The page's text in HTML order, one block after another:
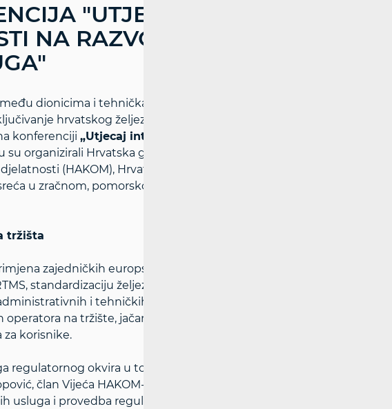
"UTJECAJ
NA RAZVOJ TRŽIŠTA
dionicima i tehnička usklađenost sustava
hrvatskog željezničkog sektora u jedinstveni
konferenciji „Utjecaj interoperabilnosti na razvoj
su organizirali Hrvatska gospodarska komora (HGK),
(HAKOM), Hrvatsko društvo za transportno
u zračnom, pomorskom i željezničkom prometu
tržišta
zajedničkih europskih tehničkih standarda,
standardizaciju željezničkih vozila i ujednačavanje
i tehničkih prepreka na granicama. Time
na tržište, jačanje tržišnog natjecanja i daljnje
korisnike.
regulatornog okvira u tom procesu. Iz perspektive
član Vijeća HAKOM-a istaknuo je kako se
usluga i provedba regulatornog okvira s ciljem